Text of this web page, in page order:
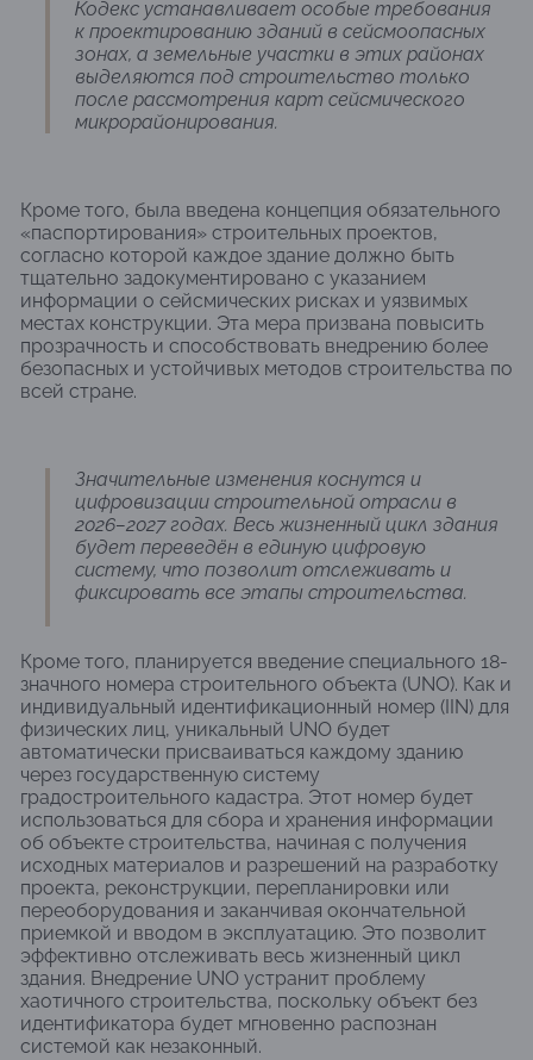
Кодекс устанавливает особые требования
к проектированию зданий в сейсмоопасных
зонах, а земельные участки в этих районах
выделяются под строительство только
после рассмотрения карт сейсмического
микрорайонирования.
Кроме того, была введена концепция обязательного
«паспортирования» строительных проектов,
согласно которой каждое здание должно быть
тщательно задокументировано с указанием
информации о сейсмических рисках и уязвимых
местах конструкции. Эта мера призвана повысить
прозрачность и способствовать внедрению более
безопасных и устойчивых методов строительства по
всей стране.
Значительные изменения коснутся и
цифровизации строительной отрасли в
2026–2027 годах. Весь жизненный цикл здания
будет переведён в единую цифровую
систему, что позволит отслеживать и
фиксировать все этапы строительства.
Кроме того, планируется введение специального 18-
значного номера строительного объекта (UNO). Как и
индивидуальный идентификационный номер (IIN) для
физических лиц, уникальный UNO будет
автоматически присваиваться каждому зданию
через государственную систему
градостроительного кадастра. Этот номер будет
использоваться для сбора и хранения информации
об объекте строительства, начиная с получения
исходных материалов и разрешений на разработку
проекта, реконструкции, перепланировки или
переоборудования и заканчивая окончательной
приемкой и вводом в эксплуатацию. Это позволит
эффективно отслеживать весь жизненный цикл
здания. Внедрение UNO устранит проблему
хаотичного строительства, поскольку объект без
идентификатора будет мгновенно распознан
системой как незаконный.